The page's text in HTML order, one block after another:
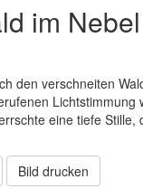
im Nebel
den verschneiten
Lichtstimmung
eine tiefe Stille,
Bild drucken